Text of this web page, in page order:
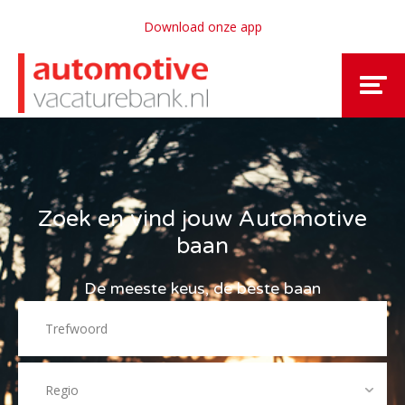
Download onze app
Zoek en vind jouw Automotive
baan
De meeste keus, de beste baan